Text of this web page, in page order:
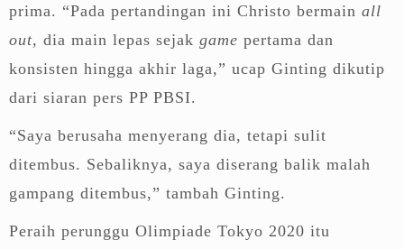
prima. “Pada pertandingan ini Christo bermain all
out, dia main lepas sejak game pertama dan
konsisten hingga akhir laga,” ucap Ginting dikutip
dari siaran pers PP PBSI.
“Saya berusaha menyerang dia, tetapi sulit
ditembus. Sebaliknya, saya diserang balik malah
gampang ditembus,” tambah Ginting.
Peraih perunggu Olimpiade Tokyo 2020 itu